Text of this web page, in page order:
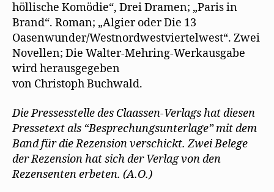
höllische Komödie“, Drei Dramen; „Paris in
Brand“. Roman; „Algier oder Die 13
Oasenwunder/Westnordwestviertelwest“. Zwei
Novellen; Die Walter-Mehring-Werkausgabe
wird herausgegeben
von Christoph Buchwald.
Die Pressesstelle des Claassen-Verlags hat diesen
Pressetext als “Besprechungsunterlage” mit dem
Band für die Rezension verschickt. Zwei Belege
der Rezension hat sich der Verlag von den
Rezensenten erbeten. (A.O.)